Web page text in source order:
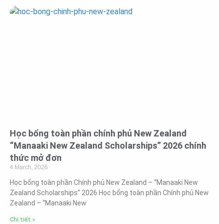
Học bổng toàn phần chính phủ New Zealand
“Manaaki New Zealand Scholarships” 2026 chính
thức mở đơn
4 March, 2026
Học bổng toàn phần Chính phủ New Zealand – “Manaaki New
Zealand Scholarships” 2026 Học bổng toàn phần Chính phủ New
Zealand – “Manaaki New
Chi tiết »